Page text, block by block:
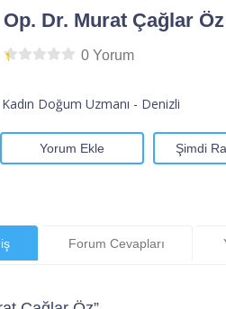
Op. Dr. Murat Çağlar Öz
0 Yorum
Kadın Doğum Uzmanı - Denizli
Yorum Ekle Şimdi
Forum Cevapları